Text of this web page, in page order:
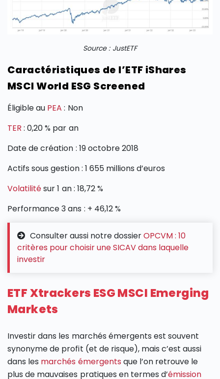
Source : JustETF
Caractéristiques de l’ETF iShares
MSCI World ESG Screened
Éligible au PEA : Non
TER : 0,20 % par an
Date de création : 19 octobre 2018
Actifs sous gestion : 1 655 millions d’euros
Volatilitésur 1 an : 18,72 %
Performance 3 ans : + 46,12 %
Consulter aussi notre dossierOPCVM : 10
critères pour choisir une SICAV dans laquelle
investir
ETF Xtrackers ESG MSCI Emerging
Markets
Investir dans les marchés émergents est souvent
synonyme de profit (et de risque), mais c’est aussi
dans les marchés émergents que l’on retrouve le
plus de mauvaises pratiques en termes d’émission